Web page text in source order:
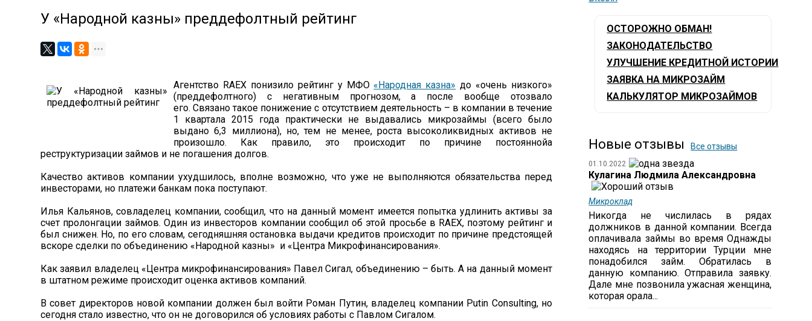
У «Народной казны» преддефолтный рейтинг
Агентство RAEX понизило рейтинг у МФО «Народная казна» до «очень низкого»
(преддефолтного) с негативным прогнозом, а после вообще отозвало
его. Связано такое понижение с отсутствием деятельность – в компании в течение
1 квартала 2015 года практически не выдавались микрозаймы (всего было
выдано 6,3 миллиона), но, тем не менее, роста высоколиквидных активов не
произошло. Как правило, это происходит по причине постояннойa
реструктуризации займов и не погашения долгов.
Качество активов компании ухудшилось, вполне возможно, что уже не выполняются обязательства перед
инвесторами, но платежи банкам пока поступают.
Илья Кальянов, совладелец компании, сообщил, что на данный момент имеется попытка удлинить активы за
счет пролонгации займов. Один из инвесторов компании сообщил об этой просьбе в RAEX, поэтому рейтинг и
был снижен. Но, по его словам, сегодняшняя остановка выдачи кредитов происходит по причине предстоящей
вскоре сделки по объединению «Народной казны» и «Центра Микрофинансирования».
Как заявил владелец «Центра микрофинансирования» Павел Сигал, объединению – быть. А на данный момент
в штатном режиме происходит оценка активов компаний.
В совет директоров новой компании должен был войти Роман Путин, владелец компании Putin Consulting, но
сегодня стало известно, что он не договорился об условиях работы с Павлом Сигалом.
ОСТОРОЖНО ОБМАН!
ЗАКОНОДАТЕЛЬСТВО
УЛУЧШЕНИЕ КРЕДИТНОЙ ИСТОРИИ
ЗАЯВКА НА МИКРОЗАЙМ
КАЛЬКУЛЯТОР МИКРОЗАЙМОВ
Новые отзывы Все отзывы
01.10.2022
Кулагина Людмила Александровна
Микроклад
Никогда не числилась в рядах
должников в данной компании. Всегда
оплачивала займы во время Однажды
находясь на территории Турции мне
понадобился займ. Обратилась в
данную компанию. Отправила заявку.
Дале мне позвонила ужасная женщина,
которая орала...